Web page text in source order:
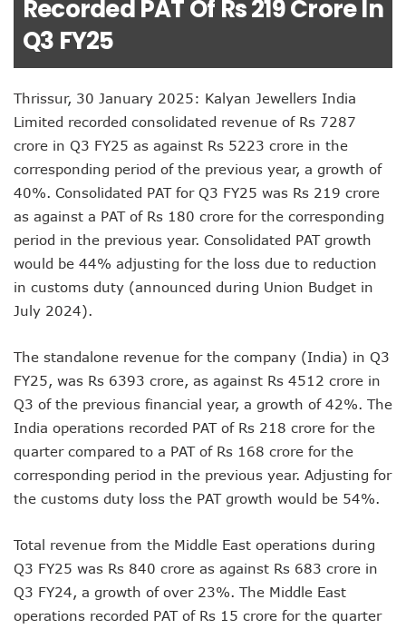
Recorded PAT Of Rs 219 Crore In
Q3 FY25
Thrissur, 30 January 2025: Kalyan Jewellers India
Limited recorded consolidated revenue of Rs 7287
crore in Q3 FY25 as against Rs 5223 crore in the
corresponding period of the previous year, a growth of
40%. Consolidated PAT for Q3 FY25 was Rs 219 crore
as against a PAT of Rs 180 crore for the corresponding
period in the previous year. Consolidated PAT growth
would be 44% adjusting for the loss due to reduction
in customs duty (announced during Union Budget in
July 2024).
The standalone revenue for the company (India) in Q3
FY25, was Rs 6393 crore, as against Rs 4512 crore in
Q3 of the previous financial year, a growth of 42%. The
India operations recorded PAT of Rs 218 crore for the
quarter compared to a PAT of Rs 168 crore for the
corresponding period in the previous year. Adjusting for
the customs duty loss the PAT growth would be 54%.
Total revenue from the Middle East operations during
Q3 FY25 was Rs 840 crore as against Rs 683 crore in
Q3 FY24, a growth of over 23%. The Middle East
operations recorded PAT of Rs 15 crore for the quarter